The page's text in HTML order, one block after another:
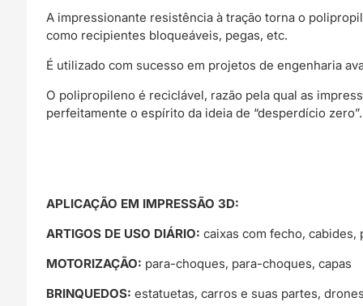
A impressionante resistência à tração torna o
como recipientes bloqueáveis, pegas, etc.
É utilizado com sucesso em projetos de engenharia
O polipropileno é reciclável, razão pela qual as
perfeitamente o espírito da ideia de “desperdício zero”.
APLICAÇÃO EM IMPRESSÃO 3D:
ARTIGOS DE USO DIÁRIO: caixas com fecho,
MOTORIZAÇÃO: para-choques, para-choques, capas
BRINQUEDOS: estatuetas, carros e suas partes,